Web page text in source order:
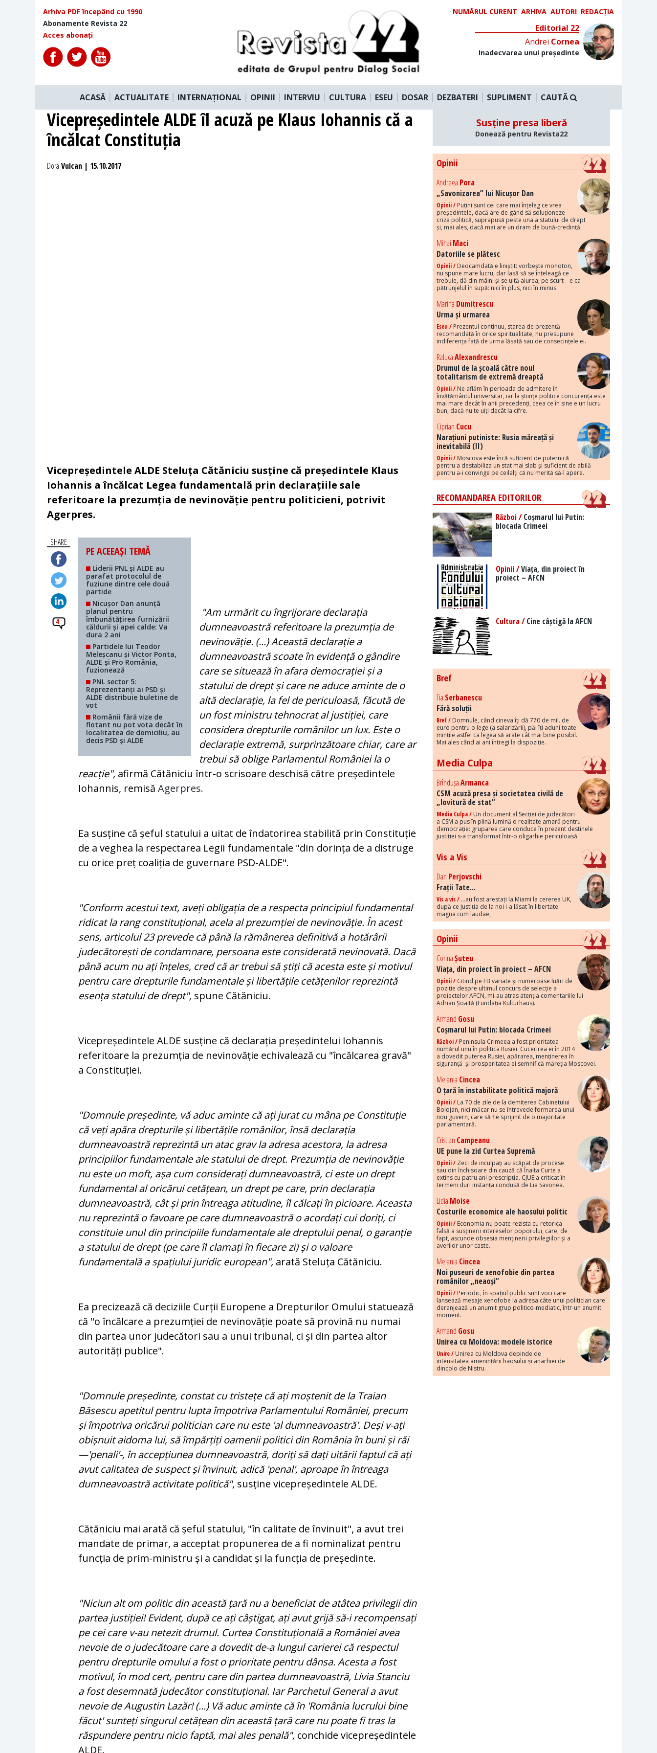
Arhiva PDF începând cu 1990
Abonamente Revista 22
Acces abonați
NUMĂRUL CURENT ARHIVA AUTORI REDACȚIA
Editorial 22
Andrei Cornea
Inadecvarea unui președinte
ACASĂ ACTUALITATE INTERNAȚIONAL OPINII INTERVIU CULTURA ESEU DOSAR DEZBATERI SUPLIMENT CAUTĂ
Vicepreședintele ALDE îl acuză pe Klaus Iohannis că a
încălcat Constituția
Dora Vulcan | 15.10.2017
Vicepreședintele ALDE Steluța Cătăniciu susține că președintele Klaus
Iohannis a încălcat Legea fundamentală prin declarațiile sale
referitoare la prezumția de nevinovăție pentru politicieni, potrivit
Agerpres.
SHARE
4
PE ACEEAȘI TEMĂ
Liderii PNL și ALDE au
parafat protocolul de
fuziune dintre cele două
partide
Nicușor Dan anunță
planul pentru
îmbunătățirea furnizării
căldurii și apei calde: Va
dura 2 ani
Partidele lui Teodor
Meleșcanu și Victor Ponta,
ALDE și Pro România,
fuzionează
PNL sector 5:
Reprezentanți ai PSD și
ALDE distribuie buletine de
vot
Românii fără vize de
flotant nu pot vota decât în
localitatea de domiciliu, au
decis PSD și ALDE
"Am urmărit cu îngrijorare declarația
dumneavoastră referitoare la prezumția de
nevinovăție. (...) Această declarație a
dumneavoastră scoate în evidență o gândire
care se situează în afara democrației și a
statului de drept și care ne aduce aminte de o
altă declarație, la fel de periculoasă, făcută de
un fost ministru tehnocrat al justiției, care
considera drepturile românilor un lux. Este o
declarație extremă, surprinzătoare chiar, care ar
trebui să oblige Parlamentul României la o
reacție", afirmă Cătăniciu într-o scrisoare deschisă către președintele
Iohannis, remisăAgerpres.
Ea susține că șeful statului a uitat de îndatorirea stabilită prin Constituție
de a veghea la respectarea Legii fundamentale "din dorința de a distruge
cu orice preț coaliția de guvernare PSD-ALDE".
"Conform acestui text, aveți obligația de a respecta principiul fundamental
ridicat la rang constituțional, acela al prezumției de nevinovăție. În acest
sens, articolul 23 prevede că până la rămânerea definitivă a hotărârii
judecătorești de condamnare, persoana este considerată nevinovată. Dacă
până acum nu ați înțeles, cred că ar trebui să știți că acesta este și motivul
pentru care drepturile fundamentale și libertățile cetățenilor reprezintă
esența statului de drept", spune Cătăniciu.
Vicepreședintele ALDE susține că declarația președintelui Iohannis
referitoare la prezumția de nevinovăție echivalează cu "încălcarea gravă"
a Constituției.
"Domnule președinte, vă aduc aminte că ați jurat cu mâna pe Constituție
că veți apăra drepturile și libertățile românilor, însă declarația
dumneavoastră reprezintă un atac grav la adresa acestora, la adresa
principiilor fundamentale ale statului de drept. Prezumția de nevinovăție
nu este un moft, așa cum considerați dumneavoastră, ci este un drept
fundamental al oricărui cetățean, un drept pe care, prin declarația
dumneavoastră, cât și prin întreaga atitudine, îl călcați în picioare. Aceasta
nu reprezintă o favoare pe care dumneavoastră o acordați cui doriți, ci
constituie unul din principiile fundamentale ale dreptului penal, o garanție
a statului de drept (pe care îl clamați în fiecare zi) și o valoare
fundamentală a spațiului juridic european", arată Steluța Cătăniciu.
Ea precizează că deciziile Curții Europene a Drepturilor Omului statuează
că "o încălcare a prezumției de nevinovăție poate să provină nu numai
din partea unor judecători sau a unui tribunal, ci și din partea altor
autorități publice".
"Domnule președinte, constat cu tristețe că ați moștenit de la Traian
Băsescu apetitul pentru lupta împotriva Parlamentului României, precum
și împotriva oricărui politician care nu este 'al dumneavoastră'. Deși v-ați
obișnuit aidoma lui, să împărțiți oamenii politici din România în buni și răi
—'penali'-, în accepțiunea dumneavoastră, doriți să dați uitării faptul că ați
avut calitatea de suspect și învinuit, adică 'penal', aproape în întreaga
dumneavoastră activitate politică", susține vicepreședintele ALDE.
Cătăniciu mai arată că șeful statului, "în calitate de învinuit", a avut trei
mandate de primar, a acceptat propunerea de a fi nominalizat pentru
funcția de prim-ministru și a candidat și la funcția de președinte.
"Niciun alt om politic din această țară nu a beneficiat de atâtea privilegii din
partea justiției! Evident, după ce ați câștigat, ați avut grijă să-i recompensați
pe cei care v-au netezit drumul. Curtea Constituțională a României avea
nevoie de o judecătoare care a dovedit de-a lungul carierei că respectul
pentru drepturile omului a fost o prioritate pentru dânsa. Acesta a fost
motivul, în mod cert, pentru care din partea dumneavoastră, Livia Stanciu
a fost desemnată judecător constituțional. Iar Parchetul General a avut
nevoie de Augustin Lazăr! (...) Vă aduc aminte că în 'România lucrului bine
făcut' sunteți singurul cetățean din această țară care nu poate fi tras la
răspundere pentru nicio faptă, mai ales penală", conchide vicepreședintele
ALDE.
Susține presa liberă
Donează pentru Revista22
Opinii
Andreea Pora
„Savonizarea” lui Nicușor Dan
Opinii / Puțini sunt cei care mai înțeleg ce vrea
președintele, dacă are de gând să soluționeze
criza politică, suprapusă peste una a statului de drept
și, mai ales, dacă mai are un dram de bună-credință.
Mihai Maci
Datoriile se plătesc
Opinii / Deocamdată e liniștit: vorbește monoton,
nu spune mare lucru, dar lasă să se înțeleagă ce
trebuie, dă din mâini și se uită aiurea; pe scurt – e ca
pătrunjelul în supă: nici în plus, nici în minus.
Marina Dumitrescu
Urma și urmarea
Eseu / Prezentul continuu, starea de prezență
recomandată în orice spiritualitate, nu presupune
indiferența față de urma lăsată sau de consecințele ei.
RalucaAlexandrescu
Drumul de la școală către noul
totalitarism de extremă dreaptă
Opinii / Ne aflăm în perioada de admitere în
învățământul universitar, iar la științe politice concurența este
mai mare decât în anii precedenți, ceea ce în sine e un lucru
bun, dacă nu te uiți decât la cifre.
Ciprian Cucu
Narațiuni putiniste: Rusia măreață și
inevitabilă (II)
Opinii / Moscova este încă suficient de puternică
pentru a destabiliza un stat mai slab și suficient de abilă
pentru a-i convinge pe ceilalți că nu merită să-l apere.
RECOMANDAREA EDITORILOR
Război /Coșmarul lui Putin:
blocada Crimeei
Opinii /Viața, din proiect în
proiect – AFCN
Cultura /Cine câștigă la AFCN
Bref
Tia Serbanescu
Fără soluții
Bref / Domnule, când cineva îți dă 770 de mil. de
euro pentru o lege (a salarizării), păi îți aduni toate
mințile astfel ca legea să arate cât mai bine posibil.
Mai ales când ai ani întregi la dispoziție.
Media Culpa
BrîndușaArmanca
CSM acuză presa și societatea civilă de
„lovitură de stat”
Media Culpa / Un document al Secției de judecători
a CSM a pus în plină lumină o realitate amară pentru
democrație: gruparea care conduce în prezent destinele
justiției s-a transformat într-o oligarhie periculoasă.
Vis a Vis
Dan Perjovschi
Frații Tate...
Vis a vis / ...au fost arestați la Miami la cererea UK,
după ce Justiția de la noi i-a lăsat în libertate
magna cum laudae,
Opinii
CorinaȘuteu
Viața, din proiect în proiect – AFCN
Opinii / Citind pe FB variate și numeroase luări de
poziție despre ultimul concurs de selecție a
proiectelor AFCN, mi-au atras atenția comentariile lui
Adrian Șoaită (Fundația Kulturhaus).
Armand Gosu
Coșmarul lui Putin: blocada Crimeei
Război / Peninsula Crimeea a fost prioritatea
numărul unu în politica Rusiei. Cucerirea ei în 2014
a dovedit puterea Rusiei, apărarea, menținerea în
siguranță și prosperitatea ei semnifică măreția Moscovei.
Melania Cincea
O țară în instabilitate politică majoră
Opinii / La 70 de zile de la demiterea Cabinetului
Bolojan, nici măcar nu se întrevede formarea unui
nou guvern, care să fie sprijinit de o majoritate
parlamentară.
Cristian Campeanu
UE pune la zid Curtea Supremă
Opinii / Zeci de inculpați au scăpat de procese
sau din închisoare din cauză că Înalta Curte a
extins cu patru ani prescripția. CJUE a criticat în
termeni duri instanța condusă de Lia Savonea.
Lidia Moise
Costurile economice ale haosului politic
Opinii / Economia nu poate rezista cu retorica
falsă a susținerii intereselor poporului, care, de
fapt, ascunde obsesia menținerii privilegiilor și a
averilor unor caste.
Melania Cincea
Noi puseuri de xenofobie din partea
românilor „neaoși”
Opinii / Periodic, în spațiul public sunt voci care
lansează mesaje xenofobe la adresa câte unui politician care
deranjează un anumit grup politico-mediatic, într-un anumit
moment.
Armand Gosu
Unirea cu Moldova: modele istorice
Unire / Unirea cu Moldova depinde de
intensitatea amenințării haosului și anarhiei de
dincolo de Nistru.